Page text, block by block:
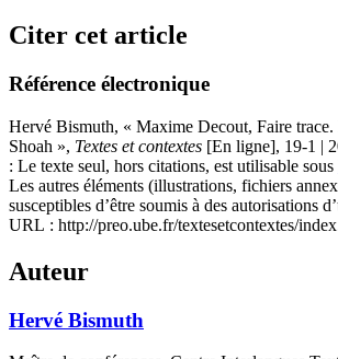
Citer cet article
Référence électronique
Hervé Bismuth, « Maxime Decout, Faire trace.
Shoah », Textes et contextes [En ligne], 19-1 |
: Le texte seul, hors citations, est utilisable sous
Les autres éléments (illustrations, fichiers
susceptibles d’être soumis à des autorisations
URL : http://preo.ube.fr/textesetcontextes/
Auteur
Hervé Bismuth